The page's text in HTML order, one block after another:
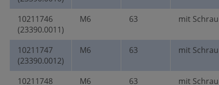
10211746
(23390.0011)
M6 63 mit
10211747
(23390.0012)
M6 63 mit
10211748
M6 63 mit